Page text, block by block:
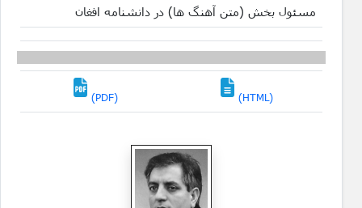
مسئول بخش (متن آهنگ ها) در دانشنامه افغان
(PDF) (HTML)